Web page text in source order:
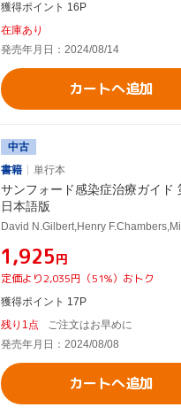
獲得ポイント 16P
在庫あり
発売年月日：2024/08/14
カートへ追加
中古
書籍
単行本
サンフォード感染症治療ガイド
日本語版
¥1,925円
定価より2,035円（51%）おトク
獲得ポイント 17P
残り1点
ご注文はお早めに
発売年月日：2024/08/08
カートへ追加